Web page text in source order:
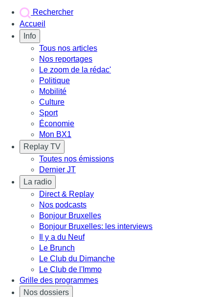
Rechercher
Accueil
Info
Tous nos articles
Nos reportages
Le zoom de la rédac'
Politique
Mobilité
Culture
Sport
Économie
Mon BX1
Replay TV
Toutes nos émissions
Dernier JT
La radio
Direct & Replay
Nos podcasts
Bonjour Bruxelles
Bonjour Bruxelles: les interviews
Il y a du Neuf
Le Brunch
Le Club du Dimanche
Le Club de l'Immo
Grille des programmes
Nos dossiers